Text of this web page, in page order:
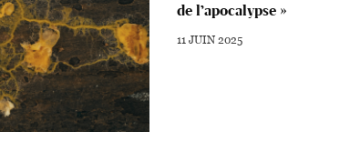
de l’apocalypse »
11 JUIN 2025